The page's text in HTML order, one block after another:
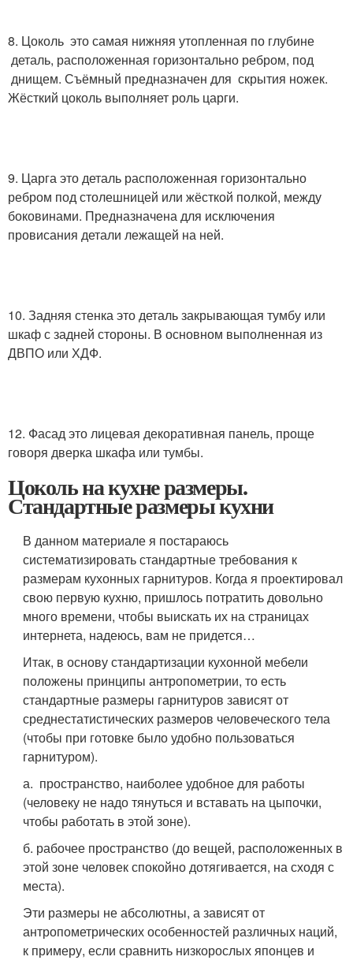
8. Цоколь это самая нижняя утопленная по глубине
деталь, расположенная горизонтально ребром, под
днищем. Съёмный предназначен для скрытия ножек.
Жёсткий цоколь выполняет роль царги.
9. Царга это деталь расположенная горизонтально
ребром под столешницей или жёсткой полкой, между
боковинами. Предназначена для исключения
провисания детали лежащей на ней.
10. Задняя стенка это деталь закрывающая тумбу или
шкаф с задней стороны. В основном выполненная из
ДВПО или ХДФ.
12. Фасад это лицевая декоративная панель, проще
говоря дверка шкафа или тумбы.
Цоколь на кухне размеры.
Стандартные размеры кухни
В данном материале я постараюсь
систематизировать стандартные требования к
размерам кухонных гарнитуров. Когда я проектировал
свою первую кухню, пришлось потратить довольно
много времени, чтобы выискать их на страницах
интернета, надеюсь, вам не придется…
Итак, в основу стандартизации кухонной мебели
положены принципы антропометрии, то есть
стандартные размеры гарнитуров зависят от
среднестатистических размеров человеческого тела
(чтобы при готовке было удобно пользоваться
гарнитуром).
а. пространство, наиболее удобное для работы
(человеку не надо тянуться и вставать на цыпочки,
чтобы работать в этой зоне).
б. рабочее пространство (до вещей, расположенных в
этой зоне человек спокойно дотягивается, на сходя с
места).
Эти размеры не абсолютны, а зависят от
антропометрических особенностей различных наций,
к примеру, если сравнить низкорослых японцев и